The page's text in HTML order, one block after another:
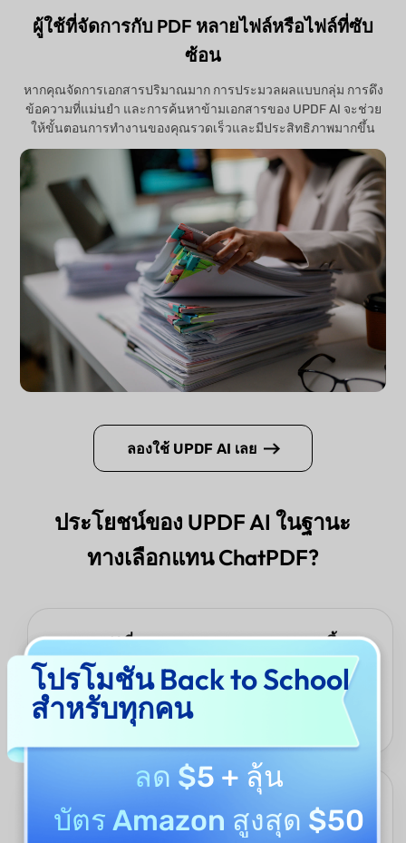
ผู้ใช้ที่จัดการกับ PDF หลายไฟล์หรือไฟล์ที่ซับ
ซ้อน
หากคุณจัดการเอกสารปริมาณมาก การประมวลผลแบบกลุ่ม การดึง
ข้อความที่แม่นยำ และการค้นหาข้ามเอกสารของ UPDF AI จะช่วย
ให้ขั้นตอนการทำงานของคุณรวดเร็วและมีประสิทธิภาพมากขึ้น
ลองใช้ UPDF AI เลย
ประโยชน์ของ UPDF AI ในฐานะ
ทางเลือกแทน ChatPDF?
การแชท AI ที่ชาญฉลาดและหลากหลายมากขึ้น
UPDF AI ช่วยให้คุณแชทกับ PDF แปลเอกสารทั้งฉบับทันที แปลง
เนื้อหาเป็นแผนผังความคิด และจัดการ PDF ได้อย่างครอบคลุมยิ่งขึ้น
ทำให้เป็นทางเลือกที่ทรงพลังสำหรับการศึกษา การทำงาน และงาน
การรองรับหลายภาษาที่ยืดหยุ่น
UPDF AI สามารถประมวลผล PDF ในหลายภาษา และช่วยให้คุณปรับ
โปรโมชัน Back to School
สำหรับทุกคน
ลด $5 + ลุ้น
บัตร Amazon สูงสุด $50